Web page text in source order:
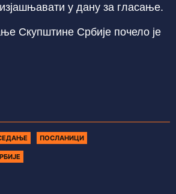
у дану за гласање.
Скупштине Србије почело је
ПОСЛАНИЦИ